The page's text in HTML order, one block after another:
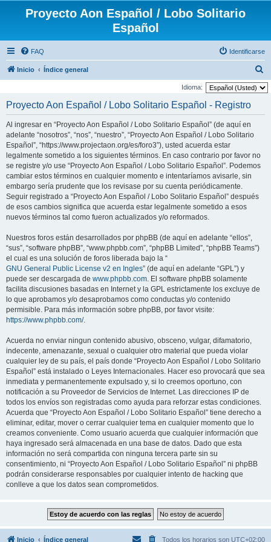
Proyecto Aon Español / Lobo Solitario
Español
FAQ Identificarse
Inicio Índice general
u
Idioma:
Proyecto Aon Español / Lobo Solitario Español - Registro
Al ingresar en “Proyecto Aon Español / Lobo Solitario Español” (de aquí en
adelante “nosotros”, “nos”, “nuestro”, “Proyecto Aon Español / Lobo Solitario
Español”, “https://www.projectaon.org/es/foro3”), usted acuerda estar
legalmente sometido a los siguientes términos. En caso contrario por favor no
se registre y/o use “Proyecto Aon Español / Lobo Solitario Español”. Podemos
cambiar estos términos en cualquier momento e intentaríamos avisarle, sin
embargo sería prudente que los revisase por su cuenta periódicamente.
Seguir registrado a “Proyecto Aon Español / Lobo Solitario Español” después
de esos cambios significa que acuerda estar legalmente sometido a esos
nuevos términos tal como fueron actualizados y/o reformados.
Nuestros foros están desarrollados por phpBB (de aquí en adelante “ellos”,
“sus”, “software phpBB”, “www.phpbb.com”, “phpBB Limited”, “phpBB Teams”)
el cual es una solución de foros liberada bajo la “
GNU General Public License v2 en Ingles” (de aquí en adelante “GPL”) y
puede ser descargada de www.phpbb.com. El software phpBB solamente
facilita discusiones basadas en Internet y la GPL estrictamente los excluye de
lo que aprobamos y/o desaprobamos como conductas y/o contenido
permisible. Para más información sobre phpBB, por favor visite:
https://www.phpbb.com/.
Acuerda no enviar ningun contenido abusivo, obsceno, vulgar, difamatorio,
indecente, amenazante, sexual o cualquier otro material que pueda violar
cualquier ley de su país, el país donde “Proyecto Aon Español / Lobo Solitario
Español” está instalado o Leyes Internacionales. Hacer eso provocará que sea
inmediata y permanentemente expulsado y, si lo creemos oportuno, con
notificación a su Proveedor de Servicios de Internet. Las direcciones IP de
todos los envíos son registradas como ayuda para reforzar estas condiciones.
Acuerda que “Proyecto Aon Español / Lobo Solitario Español” tiene derecho a
eliminar, editar, mover o cerrar cualquier tema en cualquier momento que lo
creamos conveniente. Como usuario acuerda que cualquier información que
haya ingresado será almacenada en una base de datos. Dado que esta
información no será compartida con ninguna tercera parte sin su
consentimiento, ni “Proyecto Aon Español / Lobo Solitario Español” ni phpBB
podrán considerarse responsables por cualquier intento de hacking que
conlleve a que los datos sean comprometidos.
Inicio Índice general Todos los horarios son UTC+02:00